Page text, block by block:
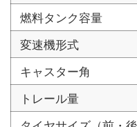
燃料タンク容量
変速機形式
キャスター角
トレール量